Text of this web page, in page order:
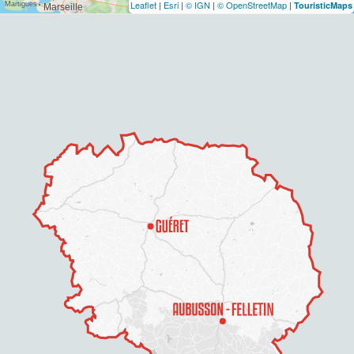
Leaflet | Esri | © IGN | © OpenStreetMap | TouristicMaps